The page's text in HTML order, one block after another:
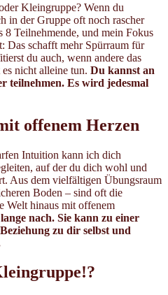
Kleingruppe? Wenn du
in der Gruppe oft noch rascher
Teilnehmende, und mein Fokus
Das schafft mehr Spürraum für
du auch, wenn andere das
nicht alleine tun. Du kannst an
teilnehmen. Es wird jedesmal
offenem Herzen
Intuition kann ich dich
auf der du dich wohl und
Aus dem vielfältigen Übungsraum
Boden – sind oft die
Welt hinaus mit offenem
nach. Sie kann zu einer
zu dir selbst und